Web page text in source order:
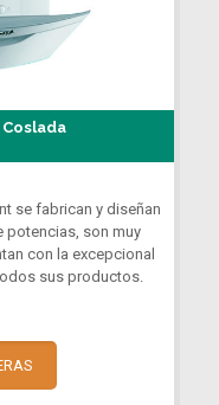
se fabrican y diseñan
potencias, son muy
con la excepcional
sus productos.